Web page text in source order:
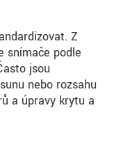
Z
snímače podle
jsou
nebo rozsahu
a úpravy krytu a